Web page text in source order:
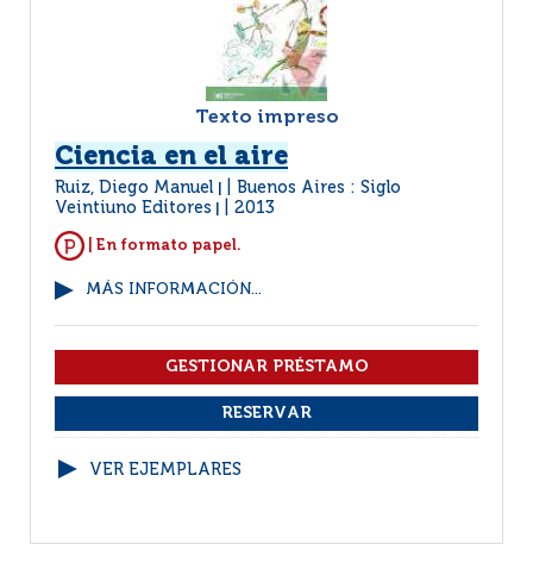
Texto impreso
Ciencia en el aire
Ruiz, Diego Manuel
Buenos Aires : Siglo
Veintiuno Editores
2013
| En formato papel.
MÁS INFORMACIÓN...
VER EJEMPLARES